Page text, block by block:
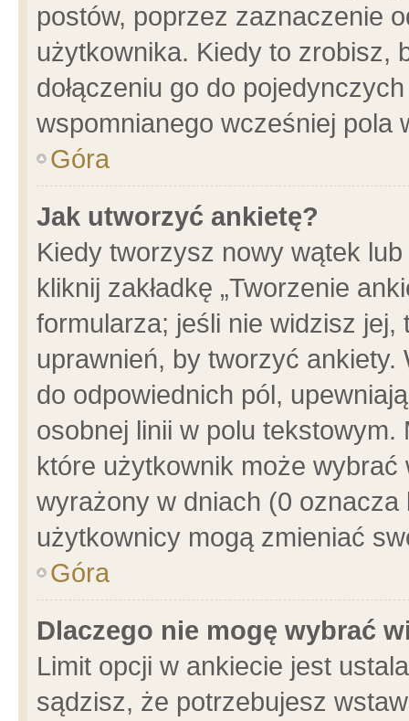
postów, poprzez zaznaczenie
użytkownika. Kiedy to zrobisz,
dołączeniu go do
wspomnianego wcześniej pola
Góra
Jak utworzyć ankietę?
Kiedy tworzysz nowy wątek
kliknij zakładkę „Tworzenie
formularza; jeśli nie widzisz
uprawnień, by tworzyć ankiety.
do odpowiednich pól,
osobnej linii w polu
które użytkownik może
wyrażony w dniach (0
użytkownicy mogą zmieniać
Góra
Dlaczego nie mogę wybrać
Limit opcji w ankiecie jest
sądzisz, że potrzebujesz